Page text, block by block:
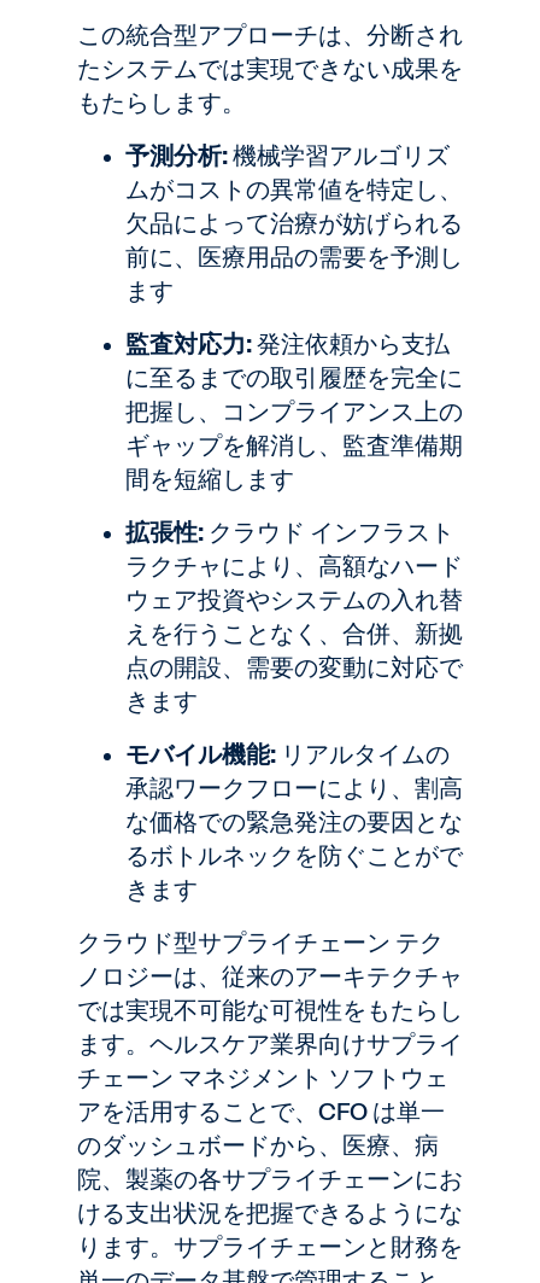
この統合型アプローチは、分断され
たシステムでは実現できない成果を
もたらします。
予測分析:機械学習アルゴリズ
ムがコストの異常値を特定し、
欠品によって治療が妨げられる
前に、医療用品の需要を予測し
ます
監査対応力:発注依頼から支払
に至るまでの取引履歴を完全に
把握し、コンプライアンス上の
ギャップを解消し、監査準備期
間を短縮します
拡張性: クラウド インフラスト
ラクチャにより、高額なハード
ウェア投資やシステムの入れ替
えを行うことなく、合併、新拠
点の開設、需要の変動に対応で
きます
モバイル機能: リアルタイムの
承認ワークフローにより、割高
な価格での緊急発注の要因とな
るボトルネックを防ぐことがで
きます
クラウド型サプライチェーン テク
ノロジーは、従来のアーキテクチャ
では実現不可能な可視性をもたらし
ます。ヘルスケア業界向けサプライ
チェーン マネジメント ソフトウェ
アを活用することで、CFO は単一
のダッシュボードから、医療、病
院、製薬の各サプライチェーンにお
ける支出状況を把握できるようにな
ります。サプライチェーンと財務を